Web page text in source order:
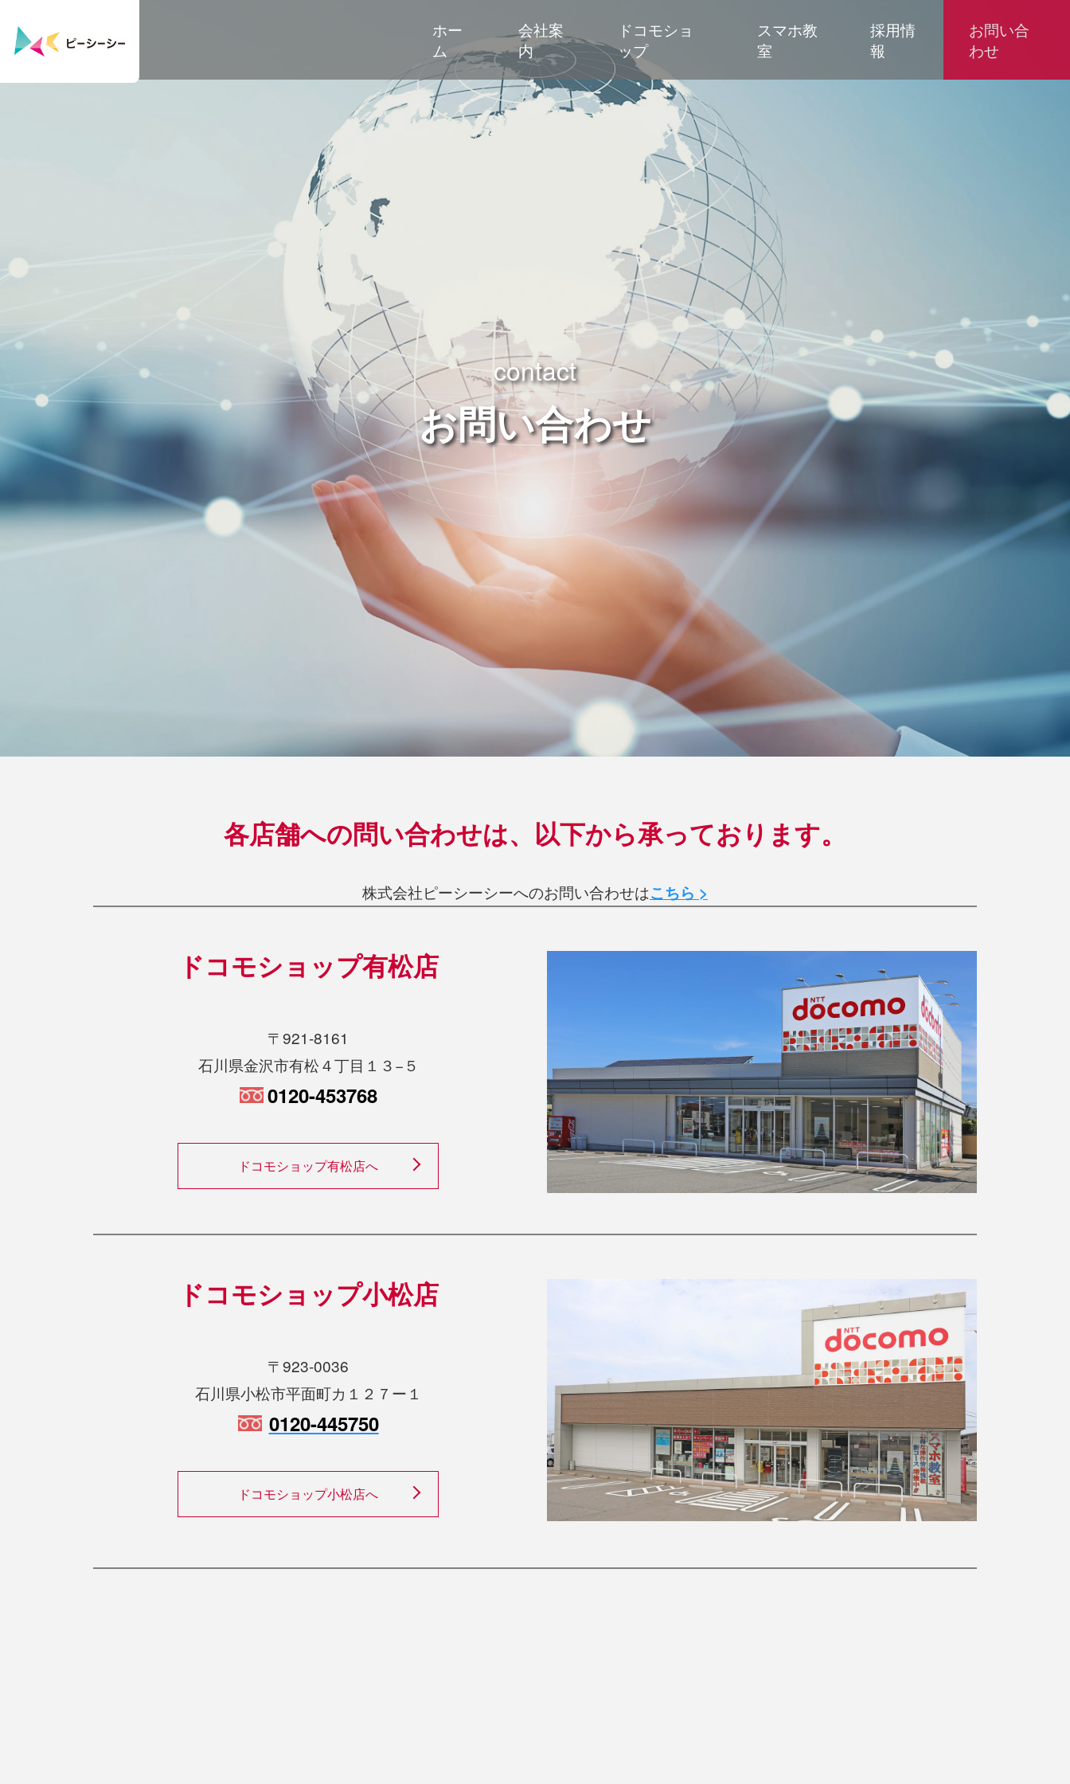
ホー
ム
会社案
内
ドコモショ
ップ
スマホ教
室
採用情
報
お問い合
わせ
contact
お問い合わせ
各店舗への問い合わせは、以下から承っております。
株式会社ピーシーシーへのお問い合わせはこちら >
ドコモショップ有松店
〒921-8161
石川県金沢市有松４丁目１３−５
0120-453768
ドコモショップ有松店へ
ドコモショップ小松店
〒923-0036
石川県小松市平面町カ１２７ー１
0120-445750
ドコモショップ小松店へ